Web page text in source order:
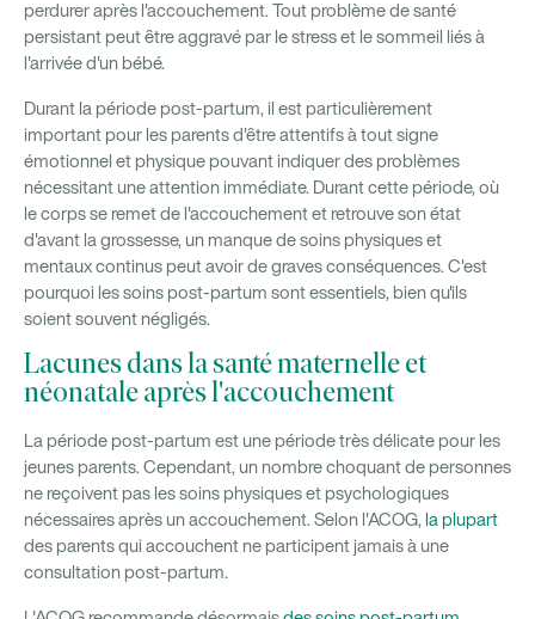
perdurer après l'accouchement. Tout problème de santé
persistant peut être aggravé par le stress et le sommeil liés à
l'arrivée d'un bébé.
Durant la période post-partum, il est particulièrement
important pour les parents d'être attentifs à tout signe
émotionnel et physique pouvant indiquer des problèmes
nécessitant une attention immédiate. Durant cette période, où
le corps se remet de l'accouchement et retrouve son état
d'avant la grossesse, un manque de soins physiques et
mentaux continus peut avoir de graves conséquences. C'est
pourquoi les soins post-partum sont essentiels, bien qu'ils
soient souvent négligés.
Lacunes dans la santé maternelle et
néonatale après l'accouchement
La période post-partum est une période très délicate pour les
jeunes parents. Cependant, un nombre choquant de personnes
ne reçoivent pas les soins physiques et psychologiques
nécessaires après un accouchement. Selon l'ACOG, la plupart
des parents qui accouchent ne participent jamais à une
consultation post-partum.